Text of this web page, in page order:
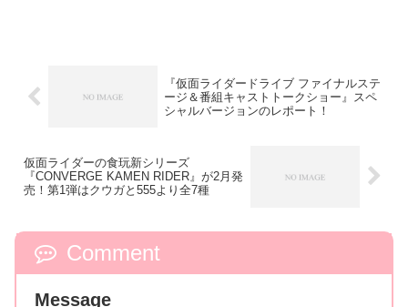
『仮面ライダードライブ ファイナルステ
ージ＆番組キャストトークショー』スペ
シャルバージョンのレポート！
仮面ライダーの食玩新シリーズ
『CONVERGE KAMEN RIDER』が2月発
売！第1弾はクウガと555より全7種
Comment
Message